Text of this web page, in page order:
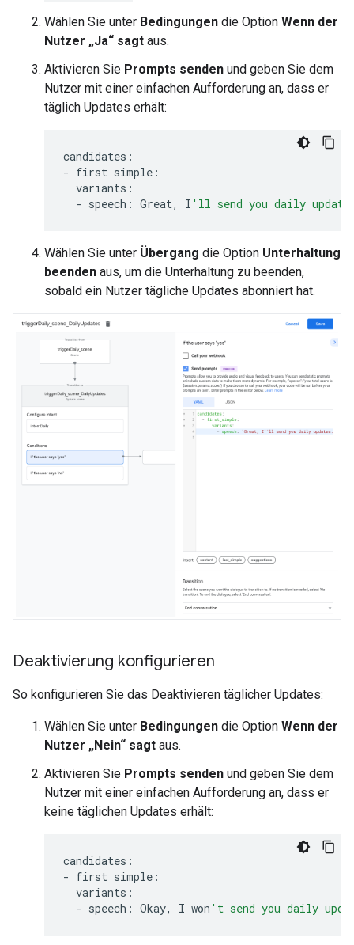
Wählen Sie unter Bedingungen die Option Wenn der
Nutzer „Ja“ sagt aus.
Aktivieren Sie Prompts senden und geben Sie dem
Nutzer mit einer einfachen Aufforderung an, dass er
täglich Updates erhält:
candidates :
- first simple :
variants :
- speech : Great, I 'll send you daily
Wählen Sie unter Übergang die Option Unterhaltung
beenden aus, um die Unterhaltung zu beenden,
sobald ein Nutzer tägliche Updates abonniert hat.
Deaktivierung konfigurieren
So konfigurieren Sie das Deaktivieren täglicher Updates:
Wählen Sie unter Bedingungen die Option Wenn der
Nutzer „Nein“ sagt aus.
Aktivieren Sie Prompts senden und geben Sie dem
Nutzer mit einer einfachen Aufforderung an, dass er
keine täglichen Updates erhält:
candidates :
- first simple :
variants :
- speech : Okay, I won 't send you daily